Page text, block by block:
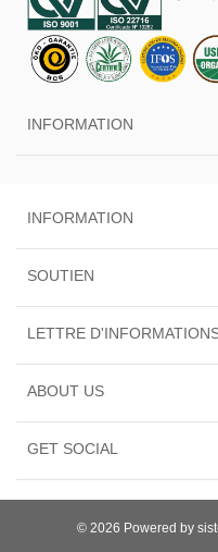
INFORMATION
INFORMATION
SOUTIEN
LETTRE
ABOUT US
GET SOCIAL
© 2026 Powered by